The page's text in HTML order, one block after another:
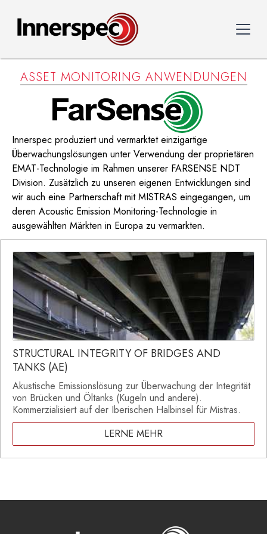
ASSET MONITORING ANWENDUNGEN
Innerspec produziert und vermarktet einzigartige
Überwachungslösungen unter Verwendung der proprietären
EMAT-Technologie im Rahmen unserer FARSENSE NDT
Division. Zusätzlich zu unseren eigenen Entwicklungen sind
wir auch eine Partnerschaft mit MISTRAS eingegangen, um
deren Acoustic Emission Monitoring-Technologie in
ausgewählten Märkten in Europa zu vermarkten.
STRUCTURAL INTEGRITY OF BRIDGES AND
TANKS (AE)
Akustische Emissionslösung zur Überwachung der Integrität
von Brücken und Öltanks (Kugeln und andere).
Kommerzialisiert auf der Iberischen Halbinsel für Mistras.
LERNE MEHR